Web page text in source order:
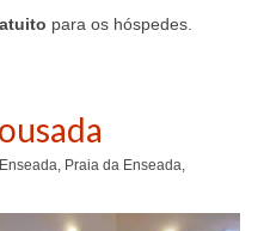
para os hóspedes.
Praia da Enseada,